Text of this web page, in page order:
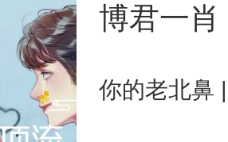
博君一
你的老北鼻